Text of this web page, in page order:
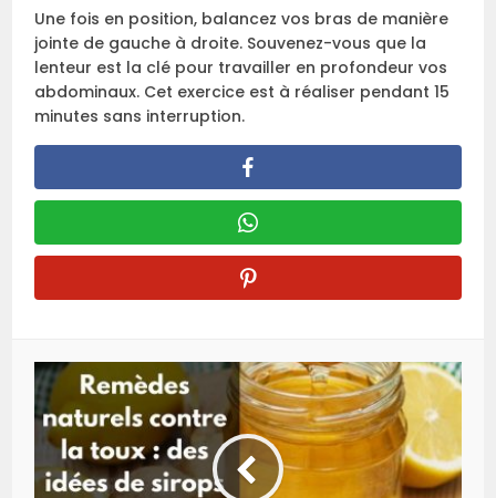
Une fois en position, balancez vos bras de manière
jointe de gauche à droite. Souvenez-vous que la
lenteur est la clé pour travailler en profondeur vos
abdominaux. Cet exercice est à réaliser pendant 15
minutes sans interruption.